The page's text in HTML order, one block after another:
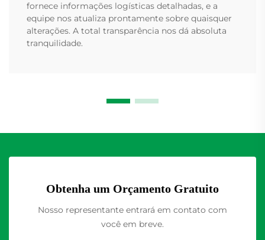
fornece informações logísticas detalhadas, e a
equipe nos atualiza prontamente sobre quaisquer
alterações. A total transparência nos dá absoluta
tranquilidade.
Obtenha um Orçamento Gratuito
Nosso representante entrará em contato com
você em breve.